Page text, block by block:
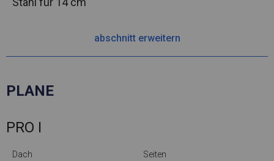
abschnitt erweitern
PLANE
PRO I
Dach Seiten